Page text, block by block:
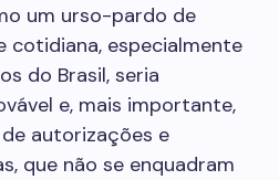
um urso-pardo de
cotidiana, especialmente
do Brasil, seria
e, mais importante,
autorizações e
que não se enquadram